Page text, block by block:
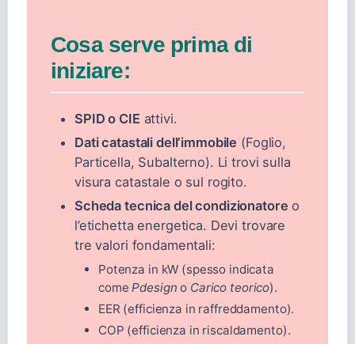
Cosa serve prima di
iniziare:
SPID o CIE attivi.
Dati catastali dell’immobile (Foglio,
Particella, Subalterno). Li trovi sulla
visura catastale o sul rogito.
Scheda tecnica del condizionatore o
l’etichetta energetica. Devi trovare
tre valori fondamentali:
Potenza in kW (spesso indicata
come Pdesign o Carico teorico).
EER (efficienza in raffreddamento).
COP (efficienza in riscaldamento).